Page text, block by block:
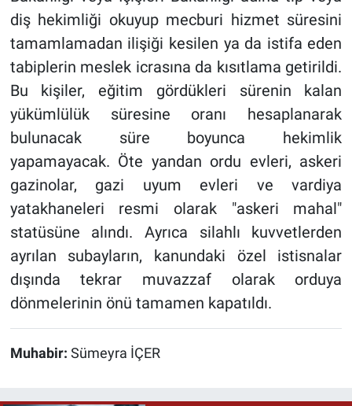
diş hekimliği okuyup mecburi hizmet süresini
tamamlamadan ilişiği kesilen ya da istifa eden
tabiplerin meslek icrasına da kısıtlama getirildi.
Bu kişiler, eğitim gördükleri sürenin kalan
yükümlülük süresine oranı hesaplanarak
bulunacak süre boyunca hekimlik
yapamayacak. Öte yandan ordu evleri, askeri
gazinolar, gazi uyum evleri ve vardiya
yatakhaneleri resmi olarak "askeri mahal"
statüsüne alındı. Ayrıca silahlı kuvvetlerden
ayrılan subayların, kanundaki özel istisnalar
dışında tekrar muvazzaf olarak orduya
dönmelerinin önü tamamen kapatıldı.
Muhabir: Sümeyra İÇER